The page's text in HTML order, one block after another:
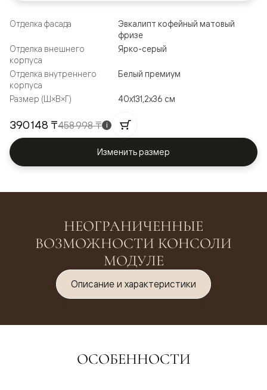
Отделка фасада
Эвкалипт кофейный матовый
фризе
Отделка внешнего
корпуса
Ярко-серый
Отделка внутреннего
корпуса
Белый премиум
Размер (Ш×В×Г) 40x131,2x36 см
390 148 ₸458 998 ₸ i
Изменить размер
НЕОГРАНИЧЕННЫЕ
ВОЗМОЖНОСТИ КОНСОЛИ
МОДУЛЕ
Описание и характеристики
ОСОБЕННОСТИ